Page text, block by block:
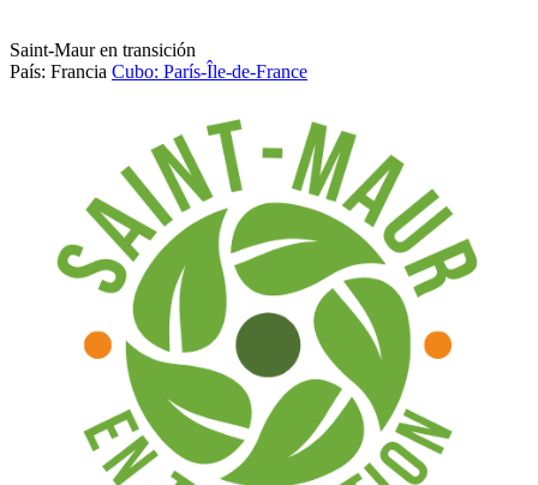
Saint-Maur en transición
País: Francia Cubo: París-Île-de-France